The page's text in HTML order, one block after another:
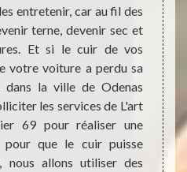
entretenir, car au fil des
terne, devenir sec et
Et si le cuir de vos
votre voiture a perdu sa
dans la ville de Odenas
les services de L'art
69 pour réaliser une
que le cuir puisse
nous allons utiliser des
de
à
état